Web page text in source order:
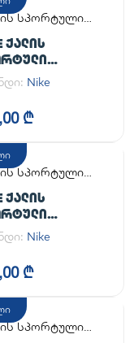
სპორტული
ᲥᲐᲚᲘᲡ
W
VAPOR 12
Nike
₾
სპორტული
ᲥᲐᲚᲘᲡ
Nike
₾
სპორტული